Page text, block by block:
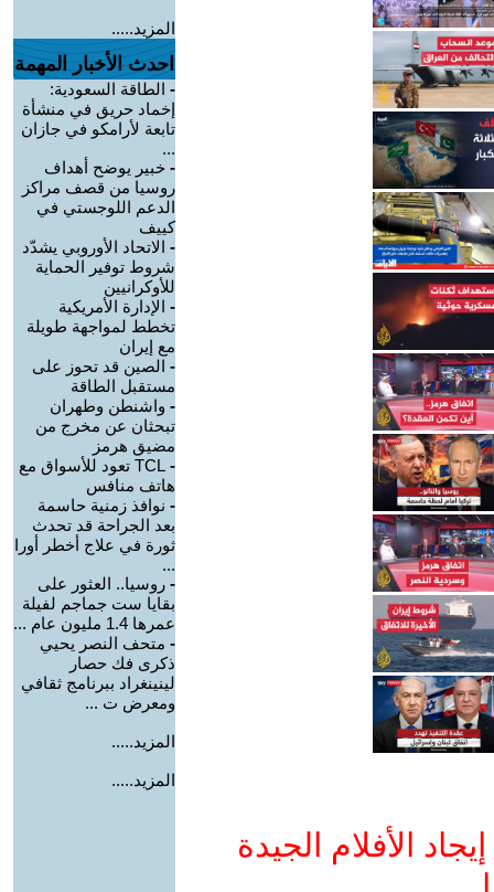
الأفلام الجيدة
المزيد.....
احدث الأخبار المهمة
- الطاقة السعودية:
إخماد حريق في منشأة
تابعة لأرامكو في جازان
...
- خبير يوضح أهداف
روسيا من قصف مراكز
الدعم اللوجستي في
كييف
- الاتحاد الأوروبي يشدّد
شروط توفير الحماية
للأوكرانيين
- الإدارة الأمريكية
تخطط لمواجهة طويلة
مع إيران
- الصين قد تحوز على
مستقبل الطاقة
- واشنطن وطهران
تبحثان عن مخرج من
مضيق هرمز
-
TCL تعود للأسواق مع
هاتف منافس
- نوافذ زمنية حاسمة
بعد الجراحة قد تحدث
ثورة في علاج أخطر أورا
...
- روسيا.. العثور على
بقايا ست جماجم لفيلة
عمرها 1.4 مليون عام ...
- متحف النصر يحيي
ذكرى فك حصار
لينينغراد ببرنامج ثقافي
ومعرض ت ...
المزيد.....
المزيد.....